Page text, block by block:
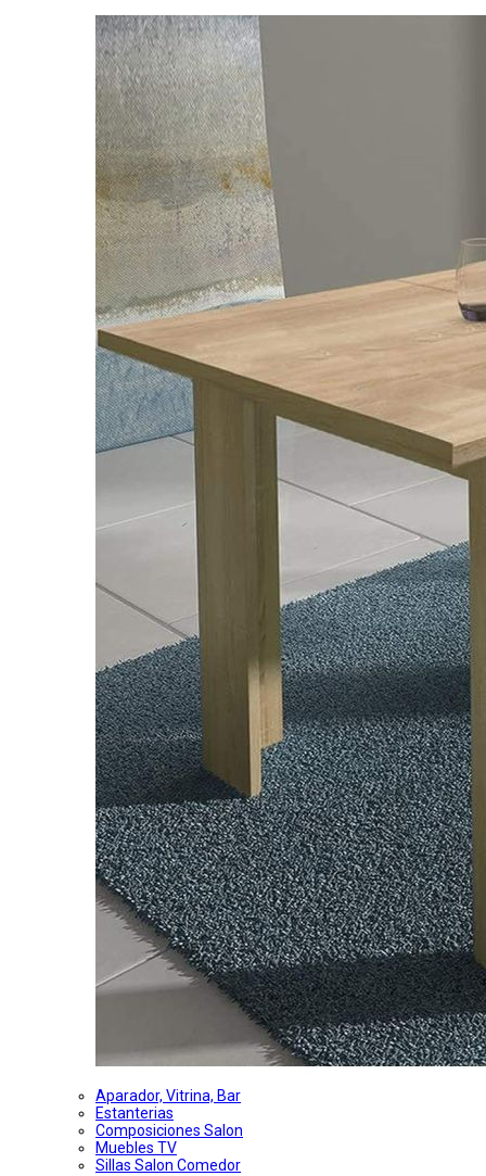
Aparador, Vitrina, Bar
Estanterias
Composiciones Salon
Muebles TV
Sillas Salon Comedor